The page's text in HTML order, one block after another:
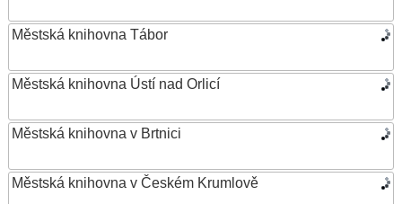
Městská knihovna Tábor
Městská knihovna Ústí nad Orlicí
Městská knihovna v Brtnici
Městská knihovna v Českém Krumlově